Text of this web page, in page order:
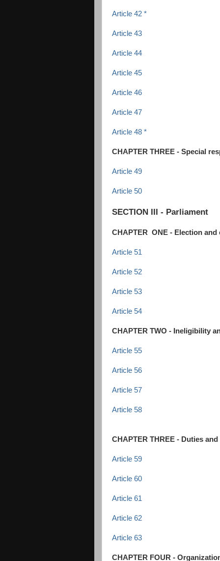
Article 42 *
Article 43
Article 44
Article 45
Article 46
Article 47
Article 48 *
CHAPTER THREE - Special
Article 49
Article 50
SECTION III - Parliament
CHAPTER ONE - Election
Article 51
Article 52
Article 53
Article 54
CHAPTER TWO - Ineligibility
Article 55
Article 56
Article 57
Article 58
CHAPTER THREE - Duties
Article 59
Article 60
Article 61
Article 62
Article 63
CHAPTER FOUR -